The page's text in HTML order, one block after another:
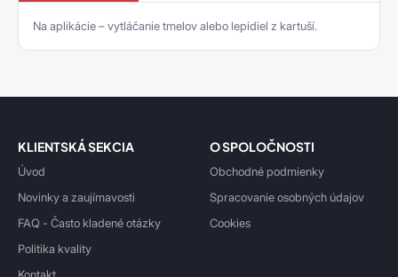
Na aplikácie – vytláčanie tmelov alebo lepidiel z kartuší.
KLIENTSKÁ SEKCIA
Úvod
Novinky a zaujímavosti
FAQ - Často kladené otázky
Politika kvality
Kontakt
O SPOLOČNOSTI
Obchodné podmienky
Spracovanie osobných údajov
Cookies